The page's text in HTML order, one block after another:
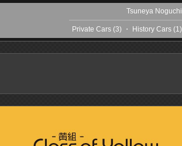
Tsuneya Noguchi
Private Cars (3) ・ History Cars (1)